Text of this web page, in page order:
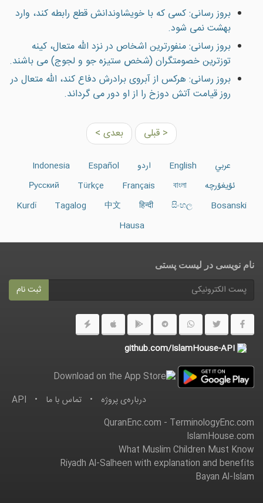
بروز رسانی: کسی که با خويشاوندانش قطع رابطه کند، وارد
بهشت نمی شود.
بروز رسانی: منفورترین اشخاص در نزد الله متعال، كينه
توزترين خصومتگران (شخص ستيزه جو و لجوج) مى باشند.
بروز رسانی: هرکس از آبروی برادرش دفاع کند، الله متعال در
روز قيامت آتش دوزخ را از او دور می گرداند.
< قبلی بعدی >
عربي English اردو Español
Indonesia
ئۇيغۇرچە
বাংলা
Français
Türkçe
Русский
Bosanski
සිංහල
हिन्दी
中文
Tagalog
Kurdî
Hausa
نام نویسی در ليست پستى
ثبت نام
github.com/IslamHouse-API
درباره‌ى پروژه • تماس با ما •
API
QuranEnc.com - TerminologyEnc.com
IslamHouse.com
What Muslim Children Must Know
Riyadh Al-Salheen with explanation and benefits
Bayan Al-Islam